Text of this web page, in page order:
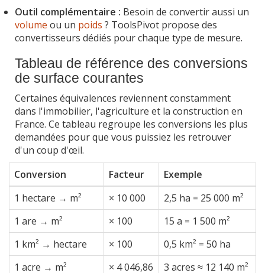
Outil complémentaire : Besoin de convertir aussi un
volume ou un poids ? ToolsPivot propose des
convertisseurs dédiés pour chaque type de mesure.
Tableau de référence des conversions
de surface courantes
Certaines équivalences reviennent constamment
dans l'immobilier, l'agriculture et la construction en
France. Ce tableau regroupe les conversions les plus
demandées pour que vous puissiez les retrouver
d'un coup d'œil.
Conversion
Facteur
Exemple
1 hectare → m²
× 10 000
2,5 ha = 25 000 m²
1 are → m²
× 100
15 a = 1 500 m²
1 km² → hectare
× 100
0,5 km² = 50 ha
1 acre → m²
× 4 046,86
3 acres ≈ 12 140 m²